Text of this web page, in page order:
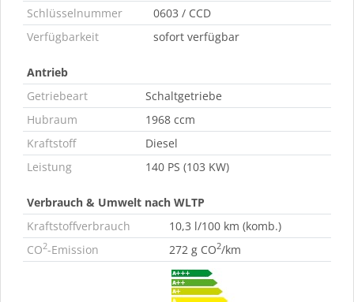
Schlüsselnummer
0603 / CCD
Verfügbarkeit
sofort verfügbar
Antrieb
Getriebeart
Schaltgetriebe
Hubraum
1968 ccm
Kraftstoff
Diesel
Leistung
140 PS (103 KW)
Verbrauch & Umwelt nach WLTP
Kraftstoffverbrauch
10,3 l/100 km (komb.)
CO2-Emission 272 g CO2/km